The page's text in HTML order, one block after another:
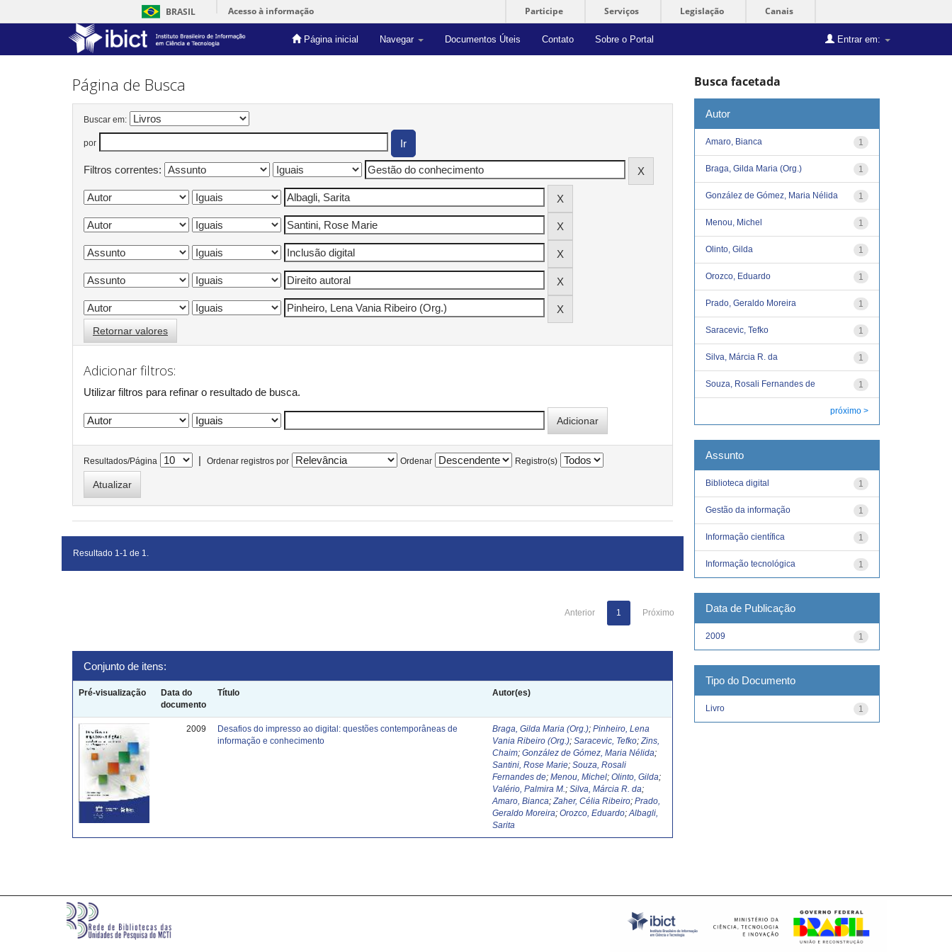
BRASIL Acesso à informação Participe Serviços Legislação Canais
Página inicial Navegar Documentos Úteis Contato Sobre o Portal Entrar em:
Skip
Página de Busca
Buscar em:
por
Filtros correntes:
Retornar valores
Adicionar filtros:
Utilizar filtros para refinar o resultado de busca.
Resultados/Página | Ordenar registros por Ordenar Registro(s)
Resultado 1-1 de 1.
Anterior 1 Próximo
Conjunto de itens:
Pré-visualização
Data do
documento
Título Autor(es)
2009
Desafios do impresso ao digital: questões contemporâneas de
informação e conhecimento
Braga, Gilda Maria (Org.);Pinheiro, Lena
Vania Ribeiro (Org.);Saracevic, Tefko;Zins,
Chaim;González de Gómez, Maria Nélida;
Santini, Rose Marie;Souza, Rosali
Fernandes de;Menou, Michel;Olinto, Gilda;
Valério, Palmira M. ;Silva, Márcia R. da;
Amaro, Bianca;Zaher, Célia Ribeiro;Prado,
Geraldo Moreira;Orozco, Eduardo;Albagli,
Sarita
Busca facetada
Autor
1
Amaro, Bianca
1
Braga, Gilda Maria (Org.)
1
González de Gómez, Maria Nélida
1
Menou, Michel
1
Olinto, Gilda
1
Orozco, Eduardo
1
Prado, Geraldo Moreira
1
Saracevic, Tefko
1
Silva, Márcia R. da
1
Souza, Rosali Fernandes de
próximo >
Assunto
1
Biblioteca digital
1
Gestão da informação
1
Informação científica
1
Informação tecnológica
Data de Publicação
1
2009
Tipo do Documento
1
Livro